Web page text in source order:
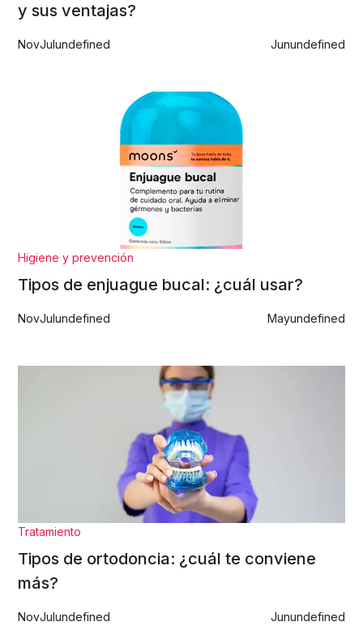
y sus ventajas?
NovJulundefined Junundefined
Higiene y prevención
Tipos de enjuague bucal: ¿cuál usar?
NovJulundefined Mayundefined
Tratamiento
Tipos de ortodoncia: ¿cuál te conviene
más?
NovJulundefined Junundefined